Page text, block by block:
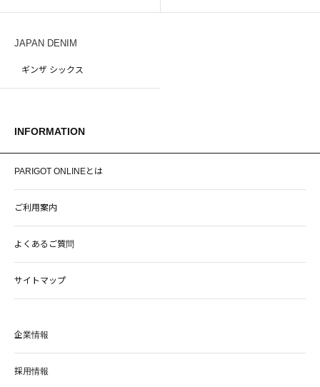
JAPAN DENIM
ギンザ シックス
INFORMATION
PARIGOT ONLINEとは
ご利用案内
よくあるご質問
サイトマップ
企業情報
採用情報